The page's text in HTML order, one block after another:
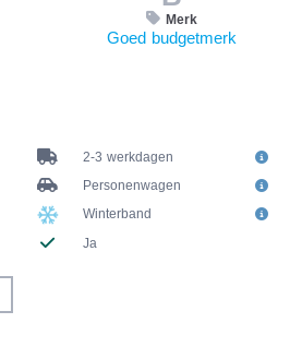
Merk
Goed budgetmerk
2-3 werkdagen
Personenwagen
Winterband
Ja